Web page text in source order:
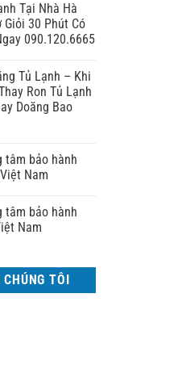
Tại Nhà Hà
Giỏi 30 Phút Có
090.120.6665
Tủ Lạnh – Khi
Ron Tủ Lạnh
Doăng Bao
tâm bảo hành
Nam
tâm bảo hành
Nam
TÔI